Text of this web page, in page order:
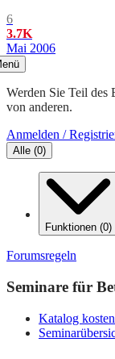
6
3.7K
Mai 2006
Werden Sie Teil des
von anderen.
Anmelden /
Alle (0)
Funktionen (0)
Forumsregeln
Seminare für
Katalog